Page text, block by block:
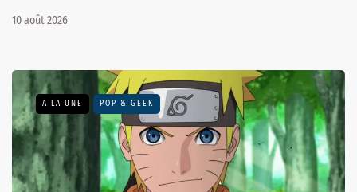
10 août 2026
A LA UNE POP & GEEK